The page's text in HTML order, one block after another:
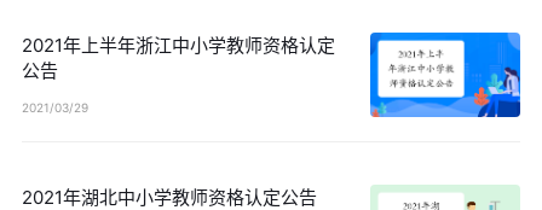
2021年上半年浙江中小学教师资格认定
公告
2021/03/29
2021年湖北中小学教师资格认定公告